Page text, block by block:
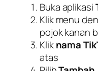
Buka aplikasi
Klik menu
pojok kanan
Kliknama
atas